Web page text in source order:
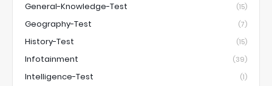
General-Knowledge-Test (15)
Geography-Test (7)
History-Test (15)
Infotainment (39)
Intelligence-Test (1)